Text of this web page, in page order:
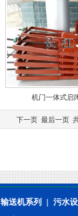
机门一体式启
下一页 最后一页
输送机系列 | 污水